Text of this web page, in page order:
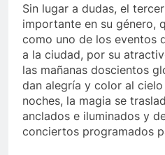
Sin lugar a dudas, el
importante en su género,
como uno de los eventos
a la ciudad, por su
las mañanas doscientos
dan alegría y color al
noches, la magia se
anclados e iluminados y
conciertos programados